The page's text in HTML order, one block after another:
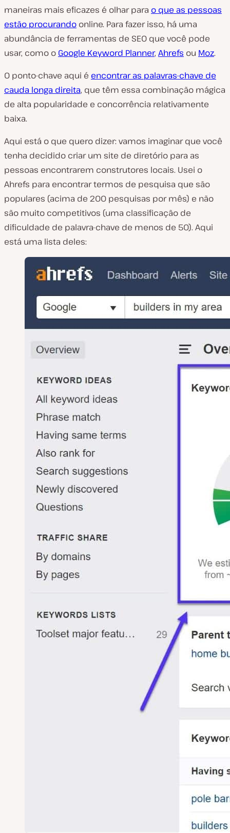
maneiras mais eficazes é olhar para o que as pessoas
estão procurando online. Para fazer isso, há uma
abundância de ferramentas de SEO que você pode
usar, como o Google Keyword Planner, Ahrefs ou Moz.
O ponto-chave aqui é encontrar as palavras-chave de
cauda longa direita, que têm essa combinação mágica
de alta popularidade e concorrência relativamente
baixa.
Aqui está o que quero dizer: vamos imaginar que você
tenha decidido criar um site de diretório para as
pessoas encontrarem construtores locais. Usei o
Ahrefs para encontrar termos de pesquisa que são
populares (acima de 200 pesquisas por mês) e não
são muito competitivos (uma classificação de
dificuldade de palavra-chave de menos de 50). Aqui
está uma lista deles: